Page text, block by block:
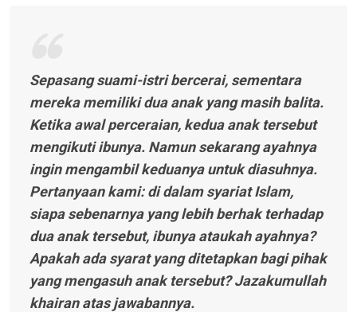
Sepasang suami-istri bercerai, sementara
mereka memiliki dua anak yang masih balita.
Ketika awal perceraian, kedua anak tersebut
mengikuti ibunya. Namun sekarang ayahnya
ingin mengambil keduanya untuk diasuhnya.
Pertanyaan kami: di dalam syariat Islam,
siapa sebenarnya yang lebih berhak terhadap
dua anak tersebut, ibunya ataukah ayahnya?
Apakah ada syarat yang ditetapkan bagi pihak
yang mengasuh anak tersebut? Jazakumullah
khairan atas jawabannya.